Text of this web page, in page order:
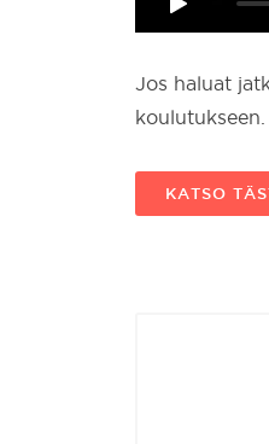
Jos haluat
koulutukseen.
KATSO